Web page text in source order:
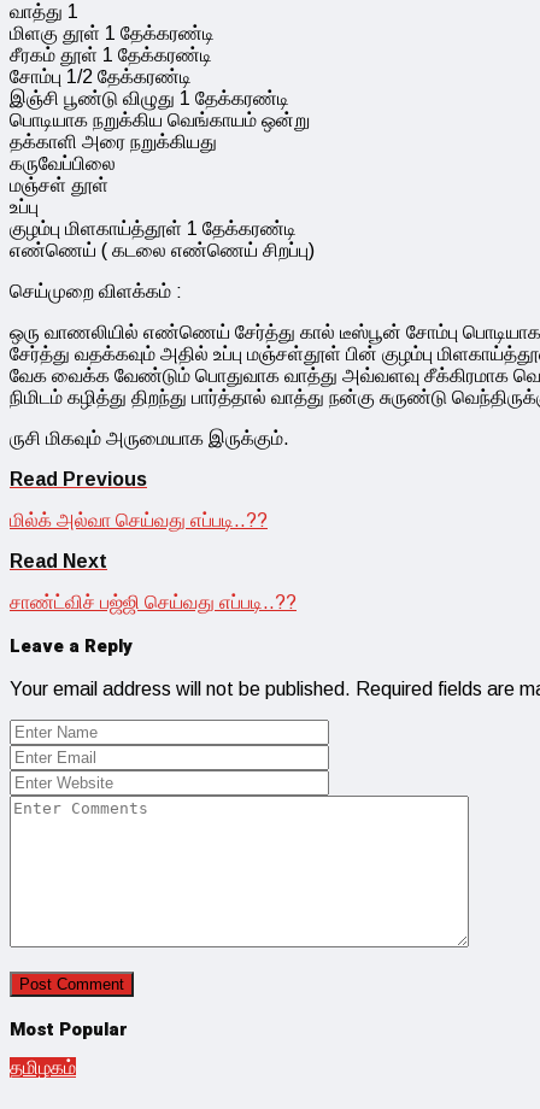
வாத்து 1
மிளகு தூள் 1 தேக்கரண்டி
சீரகம் தூள் 1 தேக்கரண்டி
சோம்பு 1/2 தேக்கரண்டி
இஞ்சி பூண்டு விழுது 1 தேக்கரண்டி
பொடியாக நறுக்கிய வெங்காயம் ஒன்று
தக்காளி அரை நறுக்கியது
கருவேப்பிலை
மஞ்சள் தூள்
உப்பு
குழம்பு மிளகாய்த்தூள் 1 தேக்கரண்டி
எண்ணெய் ( கடலை எண்ணெய் சிறப்பு)
செய்முறை விளக்கம் :
ஒரு வாணலியில் எண்ணெய் சேர்த்து கால் டீஸ்பூன் சோம்பு
சேர்த்து வதக்கவும் அதில் உப்பு மஞ்சள்தூள் பின் குழம்பு
வேக வைக்க வேண்டும் பொதுவாக வாத்து அவ்வளவு சீக்கிரமாக
நிமிடம் கழித்து திறந்து பார்த்தால் வாத்து நன்கு சுருண்டு
ருசி மிகவும் அருமையாக இருக்கும்.
Read Previous
மில்க் அல்வா செய்வது எப்படி..??
Read Next
சாண்ட்விச் பஜ்ஜி செய்வது எப்படி..??
Leave a Reply
Your email address will not be published. Required fields are
Most Popular
தமிழகம்